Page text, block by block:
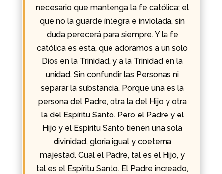
necesario que mantenga la fe católica; el
que no la guarde íntegra e inviolada, sin
duda perecerá para siempre. Y la fe
católica es esta, que adoramos a un solo
Dios en la Trinidad, y a la Trinidad en la
unidad. Sin confundir las Personas ni
separar la substancia. Porque una es la
persona del Padre, otra la del Hijo y otra
la del Espíritu Santo. Pero el Padre y el
Hijo y el Espíritu Santo tienen una sola
divinidad, gloria igual y coeterna
majestad. Cual el Padre, tal es el Hijo, y
tal es el Espíritu Santo. El Padre increado,